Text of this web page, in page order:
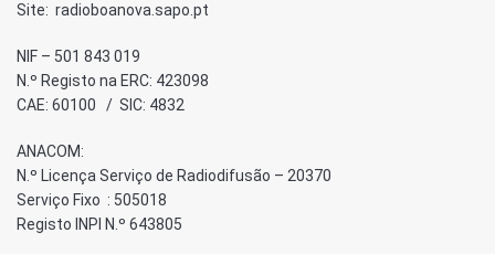
Site: radioboanova.sapo.pt
NIF – 501 843 019
N.º Registo na ERC: 423098
CAE: 60100 / SIC: 4832
ANACOM:
N.º Licença Serviço de Radiodifusão – 20370
Serviço Fixo : 505018
Registo INPI N.º 643805